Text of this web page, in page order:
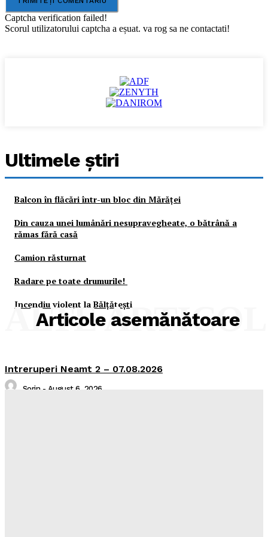
Captcha verification failed!
Scorul utilizatorului captcha a eșuat. va rog sa ne contactati!
Ultimele ştiri
Balcon în flăcări într-un bloc din Mărăţei
Din cauza unei lumânări nesupravegheate, o bătrână a
rămas fără casă
Camion răsturnat
Radare pe toate drumurile!
Incendiu violent la Bălţăteşti
Articole asemănătoare
ALTE
Intreruperi Neamt 2 – 07.08.2026
Sorin - August 6, 2026